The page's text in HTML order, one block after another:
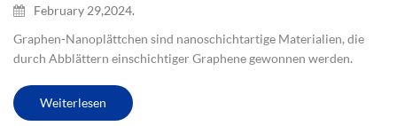
February 29,2024.
Graphen-Nanoplättchen sind nanoschichtartige Materialien, die
durch Abblättern einschichtiger Graphene gewonnen werden.
Kohlenstoffatomen, die einzigartige elektrische, optische und
mechanische Eig...
Weiterlesen